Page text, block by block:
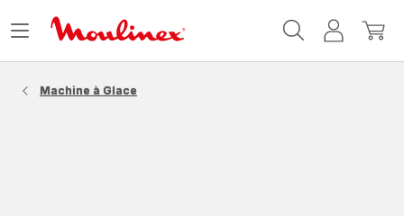
MonMon
Ouvrir
Machine à Glace